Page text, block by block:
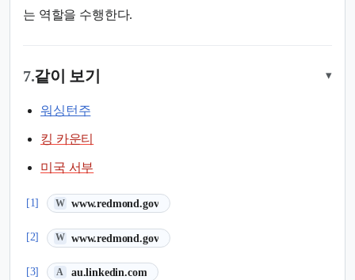
는 역할을 수행한다.
7.같이 보기 ▾
워싱턴주
킹 카운티
미국 서부
[1] W www.redmond.gov
(새 탭에서 열림)
[2] W www.redmond.gov
(새 탭에서 열림)
[3] A au.linkedin.com
(새 탭에서 열림)